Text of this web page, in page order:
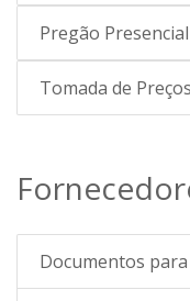
Pregão Presencial
Tomada de Preços
Documentos